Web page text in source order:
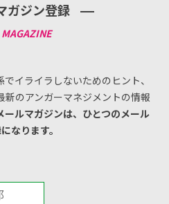
ガジン登録
イライラしないためのヒント、
新のアンガーマネジメントの情報
ルマガジンは、ひとつのメール
なります。